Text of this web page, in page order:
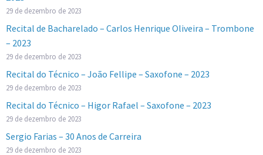
29 de dezembro de 2023
Recital de Bacharelado – Carlos Henrique Oliveira – Trombone
– 2023
29 de dezembro de 2023
Recital do Técnico – João Fellipe – Saxofone – 2023
29 de dezembro de 2023
Recital do Técnico – Higor Rafael – Saxofone – 2023
29 de dezembro de 2023
Sergio Farias – 30 Anos de Carreira
29 de dezembro de 2023